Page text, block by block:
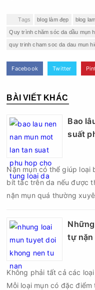
Tags blog làm đẹp blog
Quy trình chăm sóc da dầu mụn
quy trinh cham soc da dau mun
Facebook Twitter
BÀI VIẾT KHÁC
Bao
suất
Nặn mụn có thể giúp loại
bít tắc trên da nếu được
nặn mụn quá thường
điều kiện có thể khiến
thâm sẹo. Vì vậy, bao
nhiều người quan tâm khi
phục hồi của da.
tự nặn
Không phải tất cả các
Mỗi loại mụn có đặc